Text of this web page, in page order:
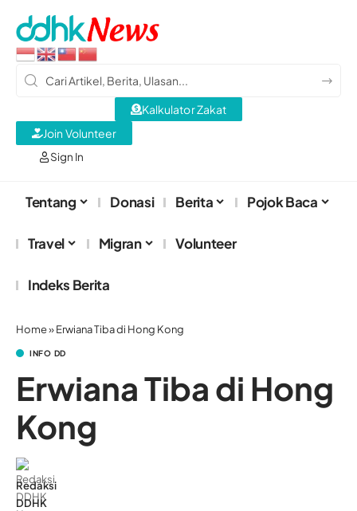
Sign In
Kalkulator Zakat
Join Volunteer
Tentang Donasi Berita Pojok Baca
Travel Migran Volunteer
Indeks Berita
Home»Erwiana Tiba di Hong Kong
INFO DD
Erwiana Tiba di Hong
Kong
Redaksi
DDHK